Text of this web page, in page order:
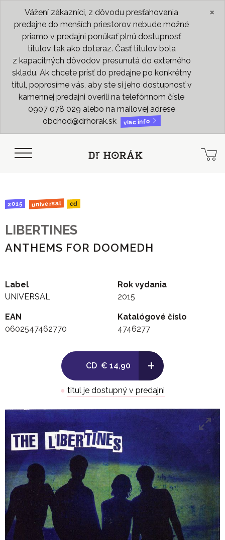
Vážení zákazníci, z dôvodu presťahovania
predajne do menších priestorov nebude možné
priamo v predajni ponúkať plnú dostupnosť
titulov tak ako doteraz. Časť titulov bola
z kapacitných dôvodov presunutá do externého
skladu. Ak chcete prísť do predajne po konkrétny
titul, poprosíme vás, aby ste si jeho dostupnosť v
kamennej predajni overili na telefónnom čísle
0907 078 029 alebo na mailovej adrese
obchod@drhorak.sk
viac info
×
2015 universal cd
LIBERTINES
ANTHEMS FOR DOOMEDH
Label
UNIVERSAL
Rok vydania
2015
EAN
0602547462770
Katalógové číslo
4746277
CD € 14,90 +
● titul je dostupný v predajni